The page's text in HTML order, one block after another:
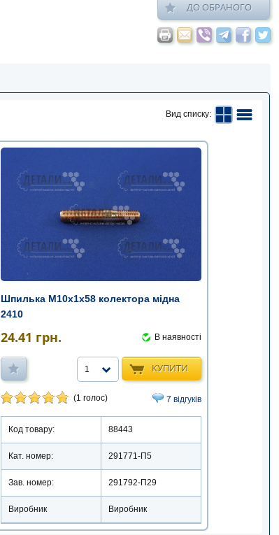
ДО ОБРАНОГО
Вид списку:
Шпилька М10х1х58 колектора мідна
2410
24.41 грн. В наявності
КУПИТИ
1
(1 голос) 7 відгуків
Код товару: 88443
Кат. номер: 291771-П5
Зав. номер: 291792-П29
Виробник Виробник